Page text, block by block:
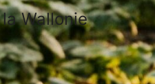
Wallonie